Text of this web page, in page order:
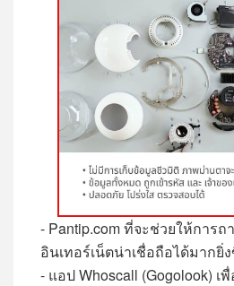
- Pantip.comที่จะช่วยให้การ
อินเทอร์เน็ตน่าเชื่อถือได้มากยิ่
- แอปWhoscall (Gogolook) เ